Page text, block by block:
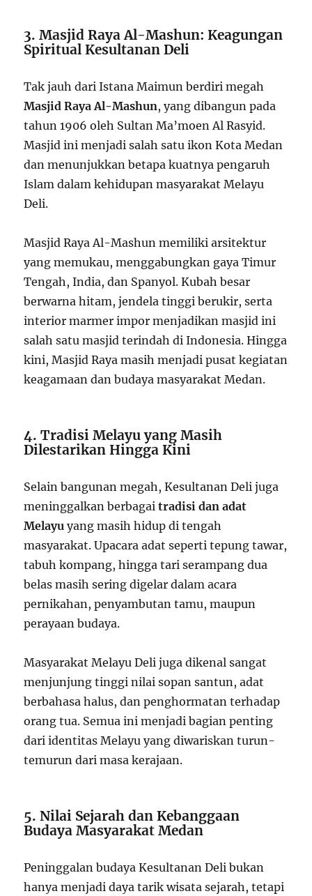
3. Masjid Raya Al-Mashun: Keagungan
Spiritual Kesultanan Deli
Tak jauh dari Istana Maimun berdiri megah
Masjid Raya Al-Mashun, yang dibangun pada
tahun 1906 oleh Sultan Ma’moen Al Rasyid.
Masjid ini menjadi salah satu ikon Kota Medan
dan menunjukkan betapa kuatnya pengaruh
Islam dalam kehidupan masyarakat Melayu
Deli.
Masjid Raya Al-Mashun memiliki arsitektur
yang memukau, menggabungkan gaya Timur
Tengah, India, dan Spanyol. Kubah besar
berwarna hitam, jendela tinggi berukir, serta
interior marmer impor menjadikan masjid ini
salah satu masjid terindah di Indonesia. Hingga
kini, Masjid Raya masih menjadi pusat kegiatan
keagamaan dan budaya masyarakat Medan.
4. Tradisi Melayu yang Masih
Dilestarikan Hingga Kini
Selain bangunan megah, Kesultanan Deli juga
meninggalkan berbagaitradisi dan adat
Melayu yang masih hidup di tengah
masyarakat. Upacara adat seperti tepung tawar,
tabuh kompang, hingga tari serampang dua
belas masih sering digelar dalam acara
pernikahan, penyambutan tamu, maupun
perayaan budaya.
Masyarakat Melayu Deli juga dikenal sangat
menjunjung tinggi nilai sopan santun, adat
berbahasa halus, dan penghormatan terhadap
orang tua. Semua ini menjadi bagian penting
dari identitas Melayu yang diwariskan turun-
temurun dari masa kerajaan.
5. Nilai Sejarah dan Kebanggaan
Budaya Masyarakat Medan
Peninggalan budaya Kesultanan Deli bukan
hanya menjadi daya tarik wisata sejarah, tetapi